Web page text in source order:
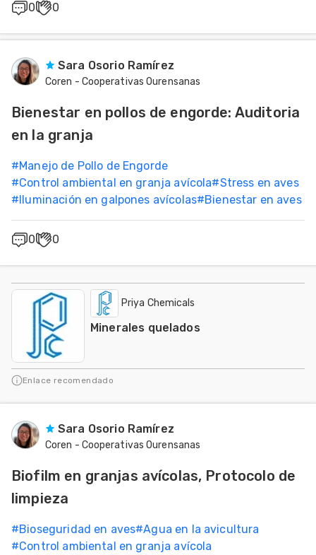
0 0
Sara Osorio Ramírez
Coren - Cooperativas Ourensanas
Bienestar en pollos de engorde: Auditoria
en la granja
#Manejo de Pollo de Engorde
#Control ambiental en granja avícola#Stress en aves
#Iluminación en galpones avícolas#Bienestar en aves
0 0
Priya Chemicals
Minerales quelados
Enlace recomendado
Sara Osorio Ramírez
Coren - Cooperativas Ourensanas
Biofilm en granjas avícolas, Protocolo de
limpieza
#Bioseguridad en aves#Agua en la avicultura
#Control ambiental en granja avícola